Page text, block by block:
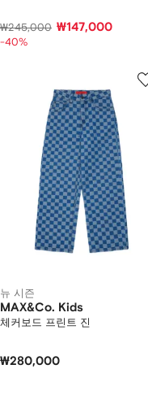
₩245,000 ₩147,000
-40%
뉴 시즌
MAX&Co. Kids
체커보드 프린트 진
₩280,000